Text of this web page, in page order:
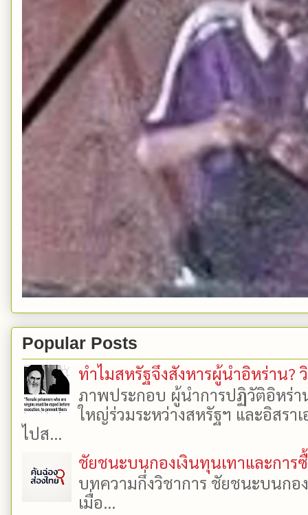
Popular Posts
ทำไมสหรัฐจึงสังหารผู้นำอิหร่าน?
ภาพประกอบ ผู้นำการปฏิวัติอิหร่า
ใหญ่ร่วมระหว่างสหรัฐฯ และอิสรา
ไปส...
ชัยชนะบนกองเงินทุนเทาและการ
บทความกึ่งวิชาการ ชัยชนะบนกอ
เมื่อ...